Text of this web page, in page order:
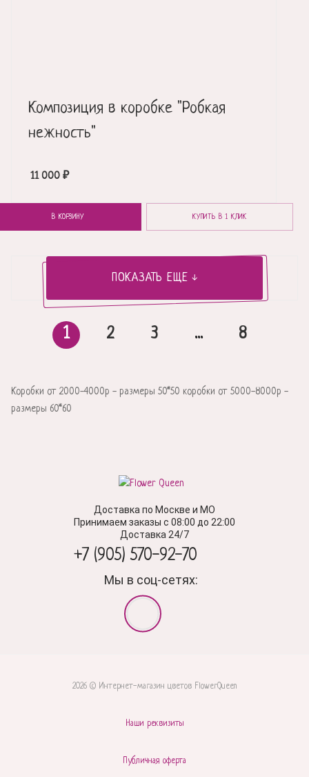
Композиция в коробке "Робкая
нежность"
11 000 ₽
В КОРЗИНУ КУПИТЬ В 1 КЛИК
ПОКАЗАТЬ ЕЩЕ
1 2 3 ... 8
Коробки от 2000-4000р - размеры 50*50 коробки от 5000-8000р -
размеры 60*60
+7 (905) 570-92-70
Доставка по Москве и МО
Принимаем заказы с 08:00 до 22:00
Доставка 24/7
Мы в соц-сетях:
2026 © Интернет-магазин цветов FlowerQueen
Наши реквизиты
Публичная оферта